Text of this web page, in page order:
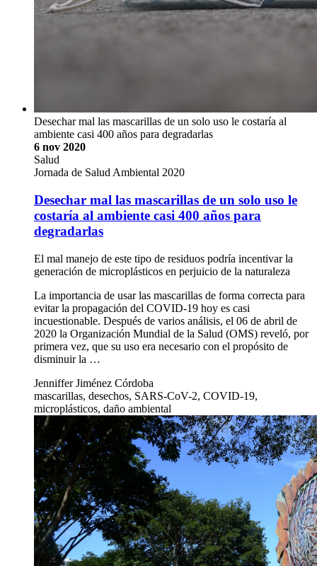
Desechar mal las mascarillas de un solo uso le costaría al
ambiente casi 400 años para degradarlas
6 nov 2020
Salud
Jornada de Salud Ambiental 2020
Desechar mal las mascarillas de un solo uso le
costaría al ambiente casi 400 años para
degradarlas
El mal manejo de este tipo de residuos podría incentivar la
generación de microplásticos en perjuicio de la naturaleza
La importancia de usar las mascarillas de forma correcta para
evitar la propagación del COVID-19 hoy es casi
incuestionable. Después de varios análisis, el 06 de abril de
2020 la Organización Mundial de la Salud (OMS) reveló, por
primera vez, que su uso era necesario con el propósito de
disminuir la …
Jenniffer Jiménez Córdoba
mascarillas, desechos, SARS-CoV-2, COVID-19,
microplásticos, daño ambiental